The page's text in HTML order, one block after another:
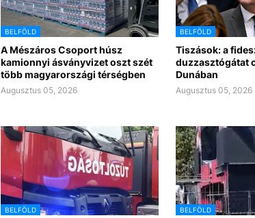
BELFÖLD
A Mészáros Csoport húsz
kamionnyi ásványvizet oszt szét
több magyarországi térségben
Augusztus 05, 2026
BELFÖLD
Tiszások: a
duzzasztógátat
Dunában
Augusztus 05, 2026
BELFÖLD BELFÖLD